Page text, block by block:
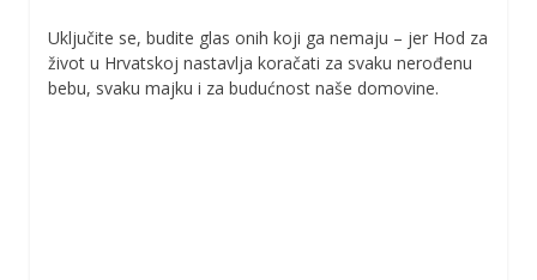
Uključite se, budite glas onih koji ga nemaju – jer Hod za
život u Hrvatskoj nastavlja koračati za svaku nerođenu
bebu, svaku majku i za budućnost naše domovine.